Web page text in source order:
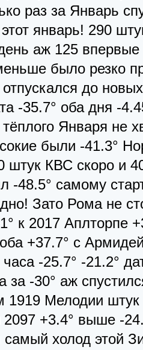
раз за Январь
этот январь! 290
аж 125 впервые
было резко
отпускался до
-35.7° оба дня -
Января не
были -41.3°
штук КВС скоро и
-48.5° самому
Зато Рома не
к 2017 Аплторпе
+37.7° с
часа -25.7° -21.2°
за -30° аж
1919 Мелодии штук
2097 +3.4° выше -
самый холод этой